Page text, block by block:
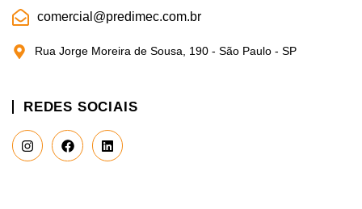
comercial@predimec.com.br
Rua Jorge Moreira de Sousa, 190 - São Paulo - SP
REDES SOCIAIS